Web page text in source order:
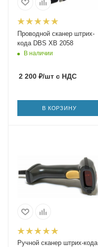
Проводной сканер штрих-
кода DBS XB 2058
В наличии
2 200 ₽/шт с НДС
В КОРЗИНУ
Ручной сканер штрих-кода